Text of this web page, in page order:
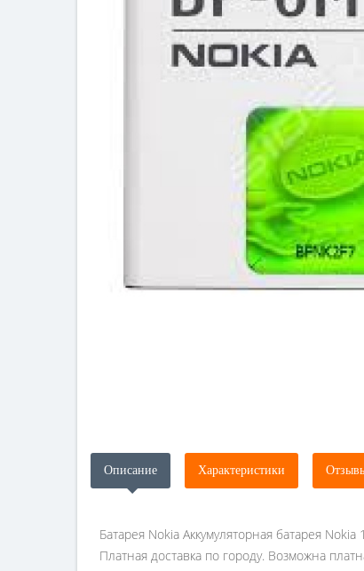
Описание Характеристики
Батарея Nokia Аккумуляторная батарея
Платная доставка по городу. Возможна